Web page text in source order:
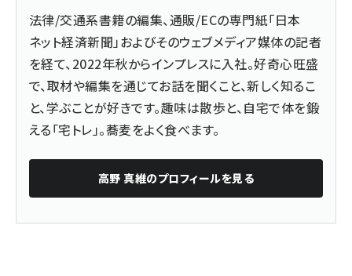
法律/交通系書籍の編集、通販/ECの専門紙「日本
ネット経済新聞」およびそのウェブメディア媒体の記者
を経て、2022年秋からインプレスに入社。好奇心旺盛
で、取材や編集を通じてお話を聞くこと、新しく知るこ
と、学ぶことが好きです。趣味は散歩と、自宅で体を鍛
える「宅トレ」。蕎麦をよく食べます。
高野 真維のプロフィールを見る